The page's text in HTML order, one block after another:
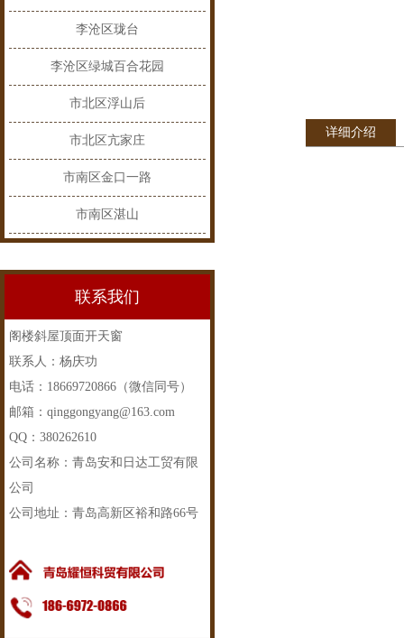
李沧区珑台
李沧区绿城百合花园
市北区浮山后
市北区亢家庄
市南区金口一路
市南区湛山
联系我们
阁楼斜屋顶面开天窗
联系人：杨庆功
电话：18669720866（微信同号）
邮箱：qinggongyang@163.com
QQ：380262610
公司名称：青岛安和日达工贸有限
公司
公司地址：青岛高新区裕和路66号
详细介绍